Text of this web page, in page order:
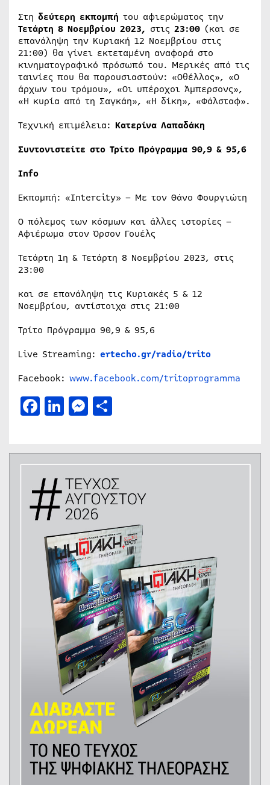
Στη δεύτερη εκπομπή του αφιερώματος την
Τετάρτη 8 Νοεμβρίου 2023, στις 23:00 (και σε
επανάληψη την Κυριακή 12 Νοεμβρίου στις
21:00) θα γίνει εκτεταμένη αναφορά στο
κινηματογραφικό πρόσωπό του. Μερικές από τις
ταινίες που θα παρουσιαστούν: «Οθέλλος», «Ο
άρχων του τρόμου», «Οι υπέροχοι Άμπερσονς»,
«Η κυρία από τη Σαγκάη», «Η δίκη», «Φάλσταφ».
Τεχνική επιμέλεια: Κατερίνα Λαπαδάκη
Συντονιστείτε στο Τρίτο Πρόγραμμα 90,9 & 95,6
Infο
Εκπομπή: «Intercity» – Με τον Θάνο Φουργιώτη
Ο πόλεμος των κόσμων και άλλες ιστορίες –
Αφιέρωμα στον Όρσον Γουέλς
Τετάρτη 1η & Τετάρτη 8 Νοεμβρίου 2023, στις
23:00
και σε επανάληψη τις Κυριακές 5 & 12
Νοεμβρίου, αντίστοιχα στις 21:00
Τρίτο Πρόγραμμα 90,9 & 95,6
Live Streaming: ertecho.gr/radio/trito
Facebook: www.facebook.com/tritoprogramma
Facebook
LinkedIn
Messenger